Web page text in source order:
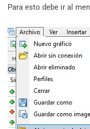
Para esto debe ir al